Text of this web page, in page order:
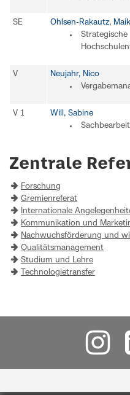
SE
Ohlsen-Rakautz,
Strategische
V
Neujahr, Nico
V 1
Will, Sabine
Zentrale
Forschung
Gremienreferat
Internationale
Kommunikation und
Nachwuchsförderung und
Qualitätsmanagement
Studium und Lehre
Technologietransfer